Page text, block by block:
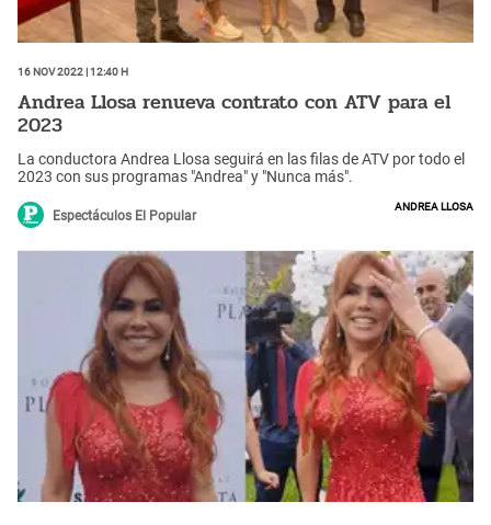
16 Nov 2022 | 12:40 h
Andrea Llosa renueva contrato con ATV para el
2023
La conductora Andrea Llosa seguirá en las filas de ATV por todo el
2023 con sus programas "Andrea" y "Nunca más".
Espectáculos El Popular
Andrea Llosa